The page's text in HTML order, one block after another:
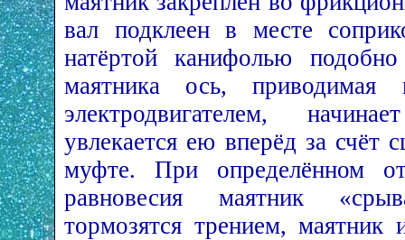
вал подклеен в месте
натёртой канифолью
маятника ось,
электродвигателем,
увлекается ею вперёд за счёт
муфте. При определённом
равновесия маятник
тормозятся трением, маятник